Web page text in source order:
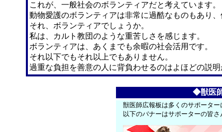
これが、一般社会のボランティアだと考えています。
動物愛護のボランティアは非常に過酷なものもあり
それ、ボランティアでしょうか。
私は、カルト教団のような重苦しさを感じます。
ボランティアは、あくまでも余暇の社会活用です。
それ以下でもそれ以上でもありません。
過重な負担を善意の人に背負わせるのはよほどの説
◆獣医
獣医師広報板は多くのサポーター
以下のバナーはサポーターの皆